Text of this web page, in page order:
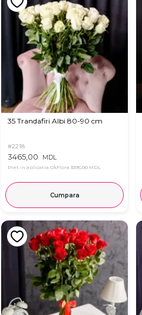
35 Trandafiri Albi 80-90 cm
#2218
3465,00 MDL
Pret in aplicatia OkFlora 3395,00 MDL
Cumpara